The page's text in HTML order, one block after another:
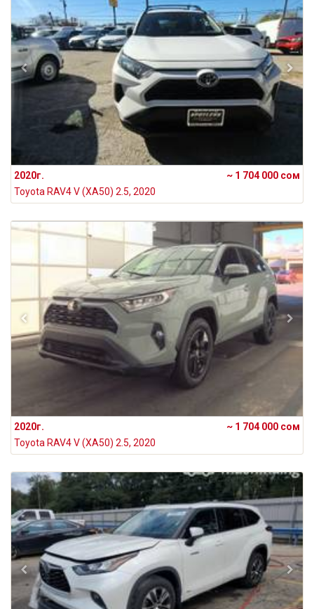
2020г.
~ 1 704 000 сом
Toyota RAV4 V (XA50) 2.5, 2020
2020г.
~ 1 704 000 сом
Toyota RAV4 V (XA50) 2.5, 2020